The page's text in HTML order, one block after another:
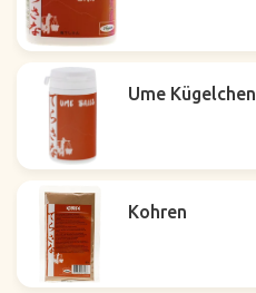
Ume Kügelchen
Kohren